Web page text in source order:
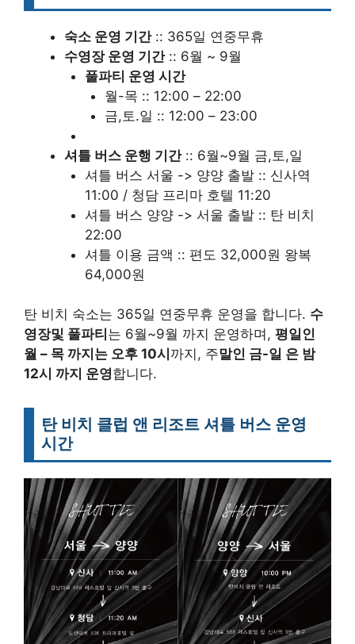
숙소 운영 기간:: 365일 연중무휴
수영장 운영 기간:: 6월 ~ 9월
풀파티 운영 시간
월-목 :: 12:00 – 22:00
금,토.일 :: 12:00 – 23:00
셔틀 버스 운행 기간:: 6월~9월 금,토,일
셔틀 버스 서울 -> 양양 출발 :: 신사역
11:00 / 청담 프리마 호텔 11:20
셔틀 버스 양양 -> 서울 출발 :: 탄 비치
22:00
셔틀 이용 금액 :: 편도 32,000원 왕복
64,000원
탄 비치 숙소는 365일 연중무휴 운영을 합니다. 수
영장및 풀파티 는 6월~9월 까지 운영하며, 평일인
월 – 목 까지는 오후 10시 까지, 주말인 금-일 은 밤
12시 까지 운영합니다.
탄 비치 클럽 앤 리조트 셔틀 버스 운영
시간